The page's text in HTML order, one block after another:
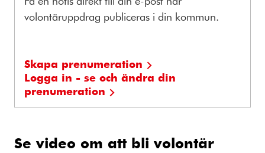
volontäruppdrag publiceras i din kommun.
Skapa prenumeration
Logga in - se och ändra din
prenumeration
Se video om att bli volontär